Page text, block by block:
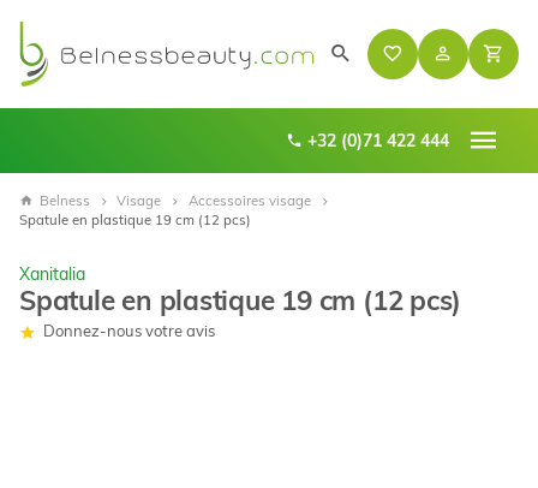
+32 (0)71 422 444
Belness Visage
Accessoires visage
Spatule en plastique 19 cm (12 pcs)
Xanitalia
Spatule en plastique 19 cm (12 pcs)
Donnez-nous votre avis